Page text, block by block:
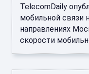
TelecomDaily
мобильной связи
направлениях
скорости